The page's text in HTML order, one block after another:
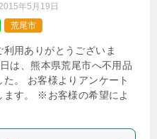
2015年5月19日
荒尾市
用ありがとうございま
は、熊本県荒尾市へ不用品
。 お客様よりアンケート
ます。 ※お客様の希望によ